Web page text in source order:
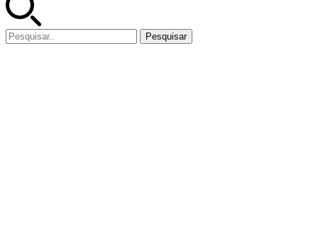
Pesquisar